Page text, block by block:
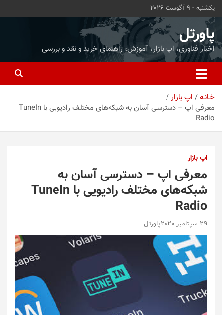
محتوا
بروید
یکشنبه - 9 آگوست 2026
پاورتل
اخبار فناوری، اپ بازار، آموزش، راهنمای خرید و نقد و بررسی
خـانـه
اپ بازار
معرفی اپ – دسترسی آسان به شبکه‌های مختلف رادیویی با TuneIn
Radio
اپ بازار
معرفی اپ – دسترسی آسان به
شبکه‌های مختلف رادیویی با TuneIn
Radio
29 سپتامبر 2020 پاورتل